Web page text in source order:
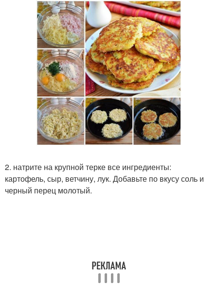
2. натрите на крупной терке все ингредиенты:
картофель, сыр, ветчину, лук. Добавьте по вкусу соль и
черный перец молотый.